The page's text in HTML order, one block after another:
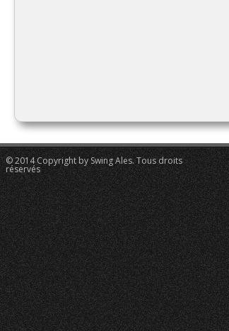
© 2014 Copyright by Swing Ales. Tous droits
réservés